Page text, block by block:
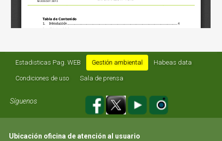
Estadisticas Pag. WEB Gestión ambiental Habeas data
Condiciones de uso Sala de prensa
Síguenos
Ubicación oficina de atención al usuario